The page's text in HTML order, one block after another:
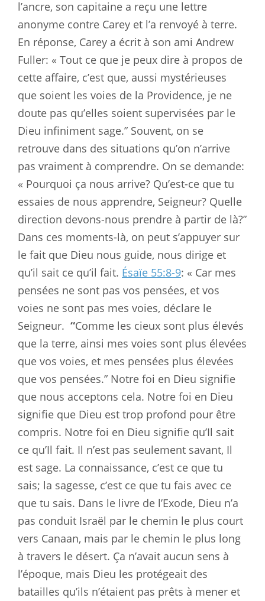
l’ancre, son capitaine a reçu une lettre
anonyme contre Carey et l’a renvoyé à terre.
En réponse, Carey a écrit à son ami Andrew
Fuller: « Tout ce que je peux dire à propos de
cette affaire, c’est que, aussi mystérieuses
que soient les voies de la Providence, je ne
doute pas qu’elles soient supervisées par le
Dieu infiniment sage.” Souvent, on se
retrouve dans des situations qu’on n’arrive
pas vraiment à comprendre. On se demande:
« Pourquoi ça nous arrive? Qu’est-ce que tu
essaies de nous apprendre, Seigneur? Quelle
direction devons-nous prendre à partir de là?”
Dans ces moments-là, on peut s’appuyer sur
le fait que Dieu nous guide, nous dirige et
qu’il sait ce qu’il fait. Ésaïe 55:8-9: « Car mes
pensées ne sont pas vos pensées, et vos
voies ne sont pas mes voies, déclare le
Seigneur. “Comme les cieux sont plus élevés
que la terre, ainsi mes voies sont plus élevées
que vos voies, et mes pensées plus élevées
que vos pensées.” Notre foi en Dieu signifie
que nous acceptons cela. Notre foi en Dieu
signifie que Dieu est trop profond pour être
compris. Notre foi en Dieu signifie qu’Il sait
ce qu’Il fait. Il n’est pas seulement savant, Il
est sage. La connaissance, c’est ce que tu
sais; la sagesse, c’est ce que tu fais avec ce
que tu sais. Dans le livre de l’Exode, Dieu n’a
pas conduit Israël par le chemin le plus court
vers Canaan, mais par le chemin le plus long
à travers le désert. Ça n’avait aucun sens à
l’époque, mais Dieu les protégeait des
batailles qu’ils n’étaient pas prêts à mener et